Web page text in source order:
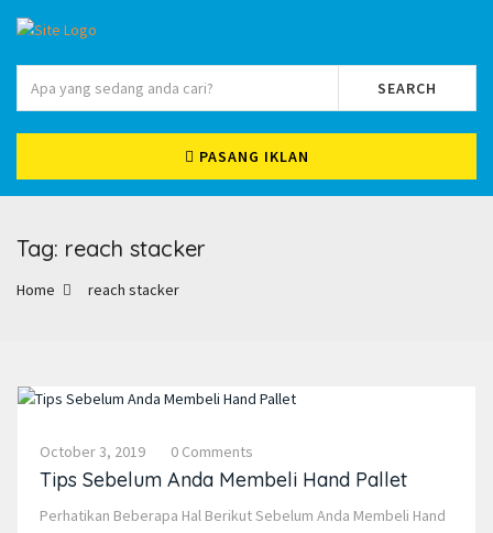
SEARCH
PASANG IKLAN
Tag: reach stacker
Home reach stacker
October 3, 2019 0 Comments
Tips Sebelum Anda Membeli Hand Pallet
Perhatikan Beberapa Hal Berikut Sebelum Anda Membeli Hand